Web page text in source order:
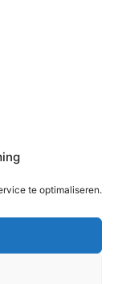
te optimaliseren.